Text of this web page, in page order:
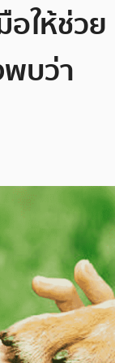
ให้ช่วย
บว่า